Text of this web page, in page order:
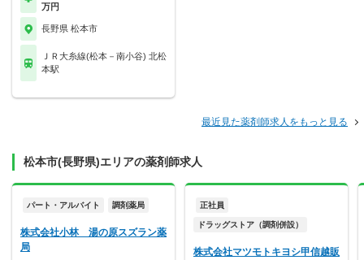
万円
長野県 松本市
ＪＲ大糸線(松本－南小谷) 北松
本駅
最近見た薬剤師求人をもっと見る
松本市(長野県)エリアの薬剤師求人
パート・アルバイト 調剤薬局
株式会社小林 湯の原スズラン薬
局
正社員
ドラッグストア（調剤併設）
株式会社マツモトキヨシ甲信越販